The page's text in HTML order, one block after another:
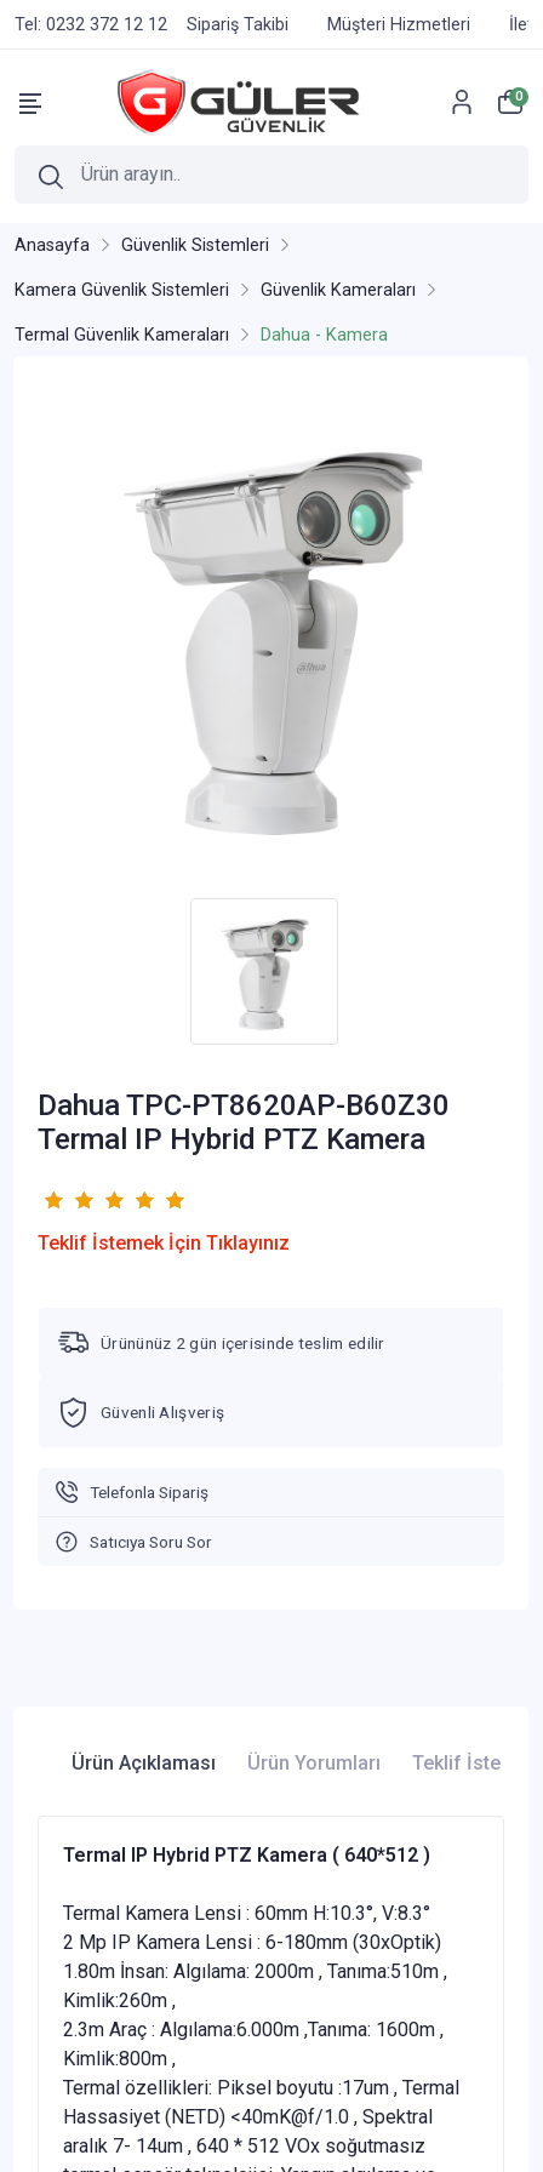
Tel: 0232 372 12 12 Sipariş Takibi Müşteri Hizmetleri
0
Anasayfa Güvenlik Sistemleri
Kamera Güvenlik Sistemleri Güvenlik Kameraları
Termal Güvenlik Kameraları Dahua - Kamera
Dahua TPC-PT8620AP-B60Z30
Termal IP Hybrid PTZ Kamera
Teklif İstemek İçin Tıklayınız
Ürününüz 2 gün içerisinde teslim edilir
Güvenli Alışveriş
Telefonla Sipariş
Satıcıya Soru Sor
Ürün Açıklaması Ürün Yorumları Teklif İste
Termal IP Hybrid PTZ Kamera ( 640*512 )
Termal Kamera Lensi : 60mm H:10.3°, V:8.3°
2 Mp IP Kamera Lensi : 6-180mm (30xOptik)
1.80m İnsan: Algılama: 2000m , Tanıma:510m ,
Kimlik:260m ,
2.3m Araç : Algılama:6.000m ,Tanıma: 1600m ,
Kimlik:800m ,
Termal özellikleri: Piksel boyutu :17um , Termal
Hassasiyet (NETD) <40mK@f/1.0 , Spektral
aralık 7- 14um , 640 * 512 VOx soğutmasız